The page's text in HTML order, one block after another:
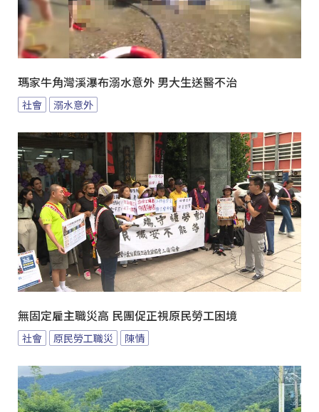
瑪家牛角灣溪瀑布溺水意外 男大生送醫不治
社會 溺水意外
無固定雇主職災高 民團促正視原民勞工困境
社會 原民勞工職災 陳情